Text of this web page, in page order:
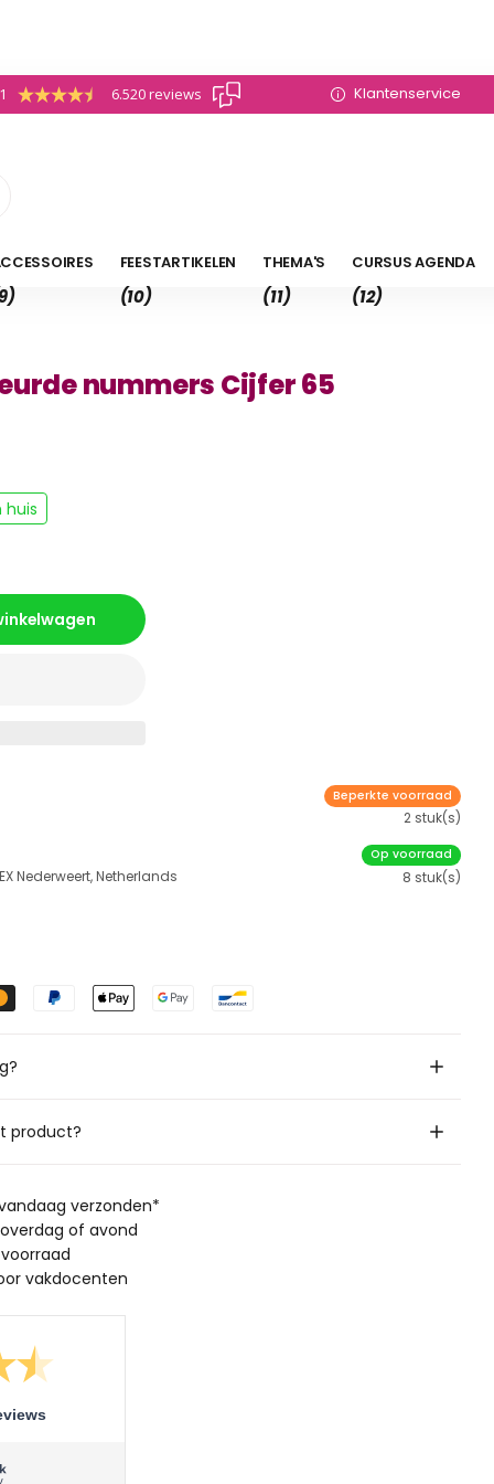
6.520 reviews Klantenservice
FEESTARTIKELEN
(10)
THEMA'S
(11)
CURSUS AGENDA
(12)
nummers Cijfer 65
huis
Beperkte voorraad
2 stuk(s)
Nederweert, Netherlands
Op voorraad
8 stuk(s)
product?
verzonden*
of avond
vakdocenten